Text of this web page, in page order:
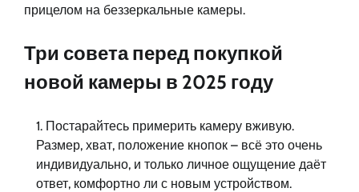
прицелом на беззеркальные камеры.
Три совета перед покупкой
новой камеры в 2025 году
Постарайтесь примерить камеру вживую.
Размер, хват, положение кнопок – всё это очень
индивидуально, и только личное ощущение даёт
ответ, комфортно ли с новым устройством.